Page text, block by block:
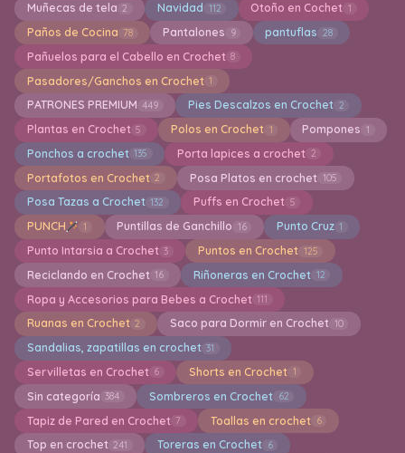
Muñecas de tela 2 Navidad 112 Otoño en Cochet 1
Paños de Cocina 78 Pantalones 9 pantuflas 28
Pañuelos para el Cabello en Crochet 8
Pasadores/Ganchos en Crochet 1
PATRONES PREMIUM 449 Pies Descalzos en Crochet 2
Plantas en Crochet 5 Polos en Crochet 1 Pompones 1
Ponchos a crochet 135 Porta lapices a crochet 2
Portafotos en Crochet 2 Posa Platos en crochet 105
Posa Tazas a Crochet 132 Puffs en Crochet 5
PUNCH 1 Puntillas de Ganchillo 16 Punto Cruz 1
Punto Intarsia a Crochet 3 Puntos en Crochet 125
Reciclando en Crochet 16 Riñoneras en Crochet 12
Ropa y Accesorios para Bebes a Crochet 111
Ruanas en Crochet 2 Saco para Dormir en Crochet 10
Sandalias, zapatillas en crochet 31
Servilletas en Crochet 6 Shorts en Crochet 1
Sin categoría 384 Sombreros en Crochet 62
Tapiz de Pared en Crochet 7 Toallas en crochet 6
Top en crochet 241 Toreras en Crochet 6